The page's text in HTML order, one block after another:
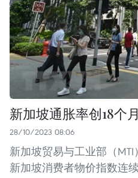
新加坡通胀率创18个
28/10/2023 08:06
新加坡贸易与工业部（
新加坡消费者物价指数连